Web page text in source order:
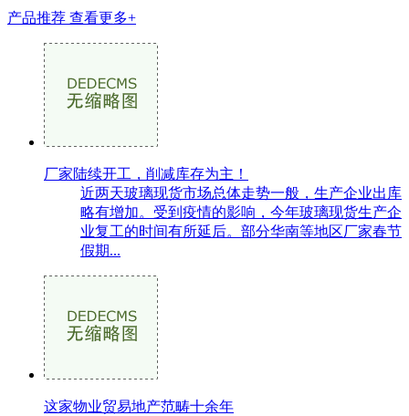
产品推荐 查看更多+
厂家陆续开工，削减库存为主！
近两天玻璃现货市场总体走势一般，生产企业出库
略有增加。受到疫情的影响，今年玻璃现货生产企
业复工的时间有所延后。部分华南等地区厂家春节
假期...
这家物业贸易地产范畴十余年